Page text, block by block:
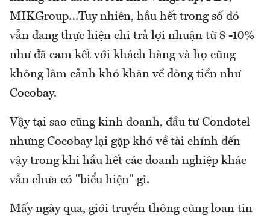
MIKGroup…Tuy nhiên, hầu hết trong số đó
vẫn đang thực hiện chi trả lợi nhuận từ 8 -10%
như đã cam kết với khách hàng và họ cũng
không lâm cảnh khó khăn về dòng tiền như
Cocobay.
Vậy tại sao cũng kinh doanh, đầu tư Condotel
nhưng Cocobay lại gặp khó về tài chính đến
vậy trong khi hầu hết các doanh nghiệp khác
vẫn chưa có "biểu hiện" gì.
Mấy ngày qua, giới truyền thông cũng loan tin